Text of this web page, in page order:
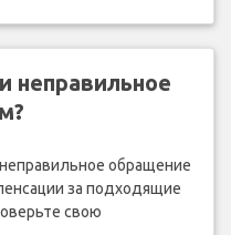
неправильное
обращение
за подходящие
свою